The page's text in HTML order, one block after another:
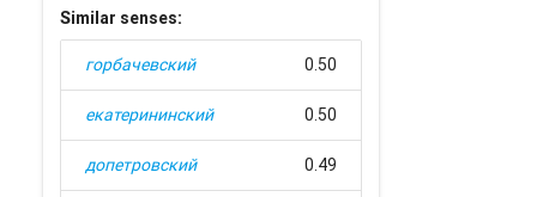
Similar senses:
горбачевский 0.50
екатерининский 0.50
допетровский 0.49